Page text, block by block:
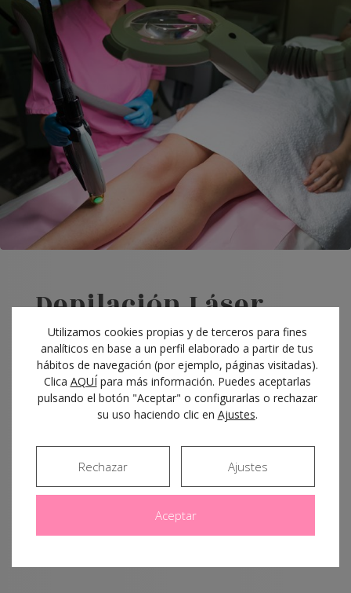
DepilaciónLáser
Gentlemax
dos láseres, neodimio-yag y alejandrita, creando
un sistema muy eficaz, rápido y flexible para
efectiva del mercado.
Utilizamos cookies propias y de terceros para fines
analíticos en base a un perfil elaborado a partir de tus
hábitos de navegación (por ejemplo, páginas visitadas).
Clica AQUÍpara más información. Puedes aceptarlas
pulsando el botón "Aceptar" o configurarlas o rechazar
su uso haciendo clic en Ajustes.
Aceptar
Rechazar Ajustes